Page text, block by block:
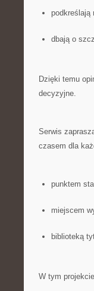
podkreślają
dbają o
Dzięki temu
decyzyjne.
Serwis
czasem dla
punktem
miejscem
biblioteką
W tym